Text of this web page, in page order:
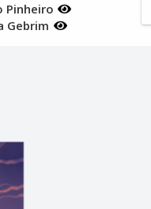
Pinheiro
Gebrim